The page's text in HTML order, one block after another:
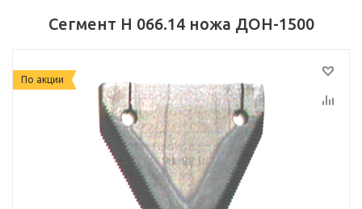
Сегмент Н 066.14 ножа ДОН-1500
По акции